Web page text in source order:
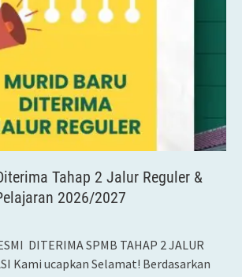
Tahap 2 Jalur Reguler &
2026/2027
DITERIMA SPMB TAHAP 2 JALUR
Kami ucapkan Selamat! Berdasarkan